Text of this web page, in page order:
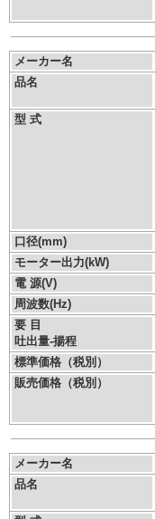
メーカー名
品名
型 式
口径(mm)
モーター出力(kW)
電 源(V)
周波数(Hz)
要 目
吐出量-揚程
標準価格（税別）
販売価格（税別）
メーカー名
品名